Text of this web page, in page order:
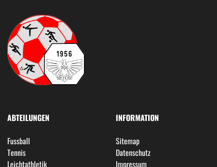
ABTEILUNGEN
Fussball
Tennis
Leichtathletik
INFORMATION
Sitemap
Datenschutz
Impressum